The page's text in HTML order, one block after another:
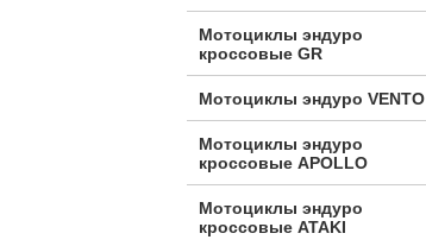
Мотоциклы эндуро
кроссовые GR
Мотоциклы эндуро VENTO
Мотоциклы эндуро
кроссовые APOLLO
Мотоциклы эндуро
кроссовые ATAKI